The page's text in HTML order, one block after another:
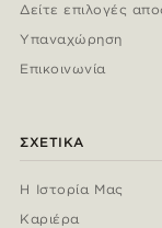
Δείτε επιλογές
Υπαναχώρηση
Επικοινωνία
ΣΧΕΤΙΚΆ
Η Ιστορία Μας
Καριέρα